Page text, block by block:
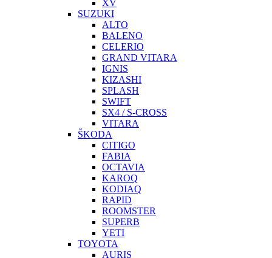
XV
SUZUKI
ALTO
BALENO
CELERIO
GRAND VITARA
IGNIS
KIZASHI
SPLASH
SWIFT
SX4 / S-CROSS
VITARA
ŠKODA
CITIGO
FABIA
OCTAVIA
KAROQ
KODIAQ
RAPID
ROOMSTER
SUPERB
YETI
TOYOTA
AURIS